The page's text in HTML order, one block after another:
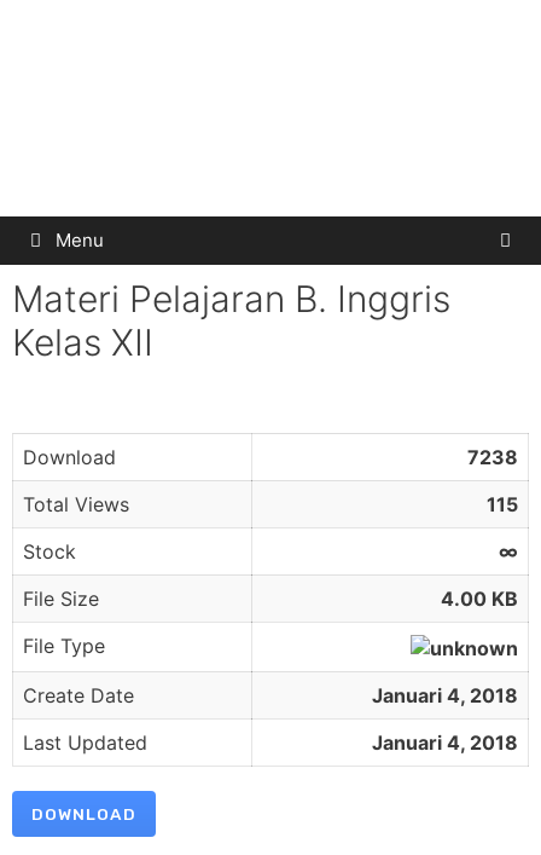
Menu
Materi Pelajaran B. Inggris
Kelas XII
Download
7238
Total Views
115
Stock
∞
File Size
4.00 KB
File Type
Create Date
Januari 4, 2018
Last Updated
Januari 4, 2018
DOWNLOAD